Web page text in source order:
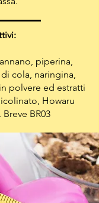
piperina,
cola, naringina,
polvere ed estratti
Howaru
BR03